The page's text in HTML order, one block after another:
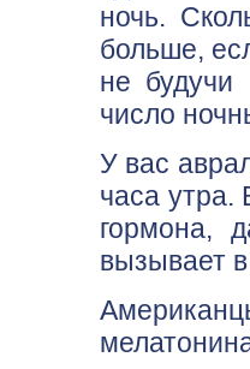
ночь.
больше,
не будучи
число
У вас
часа утра.
гормона,
вызывает